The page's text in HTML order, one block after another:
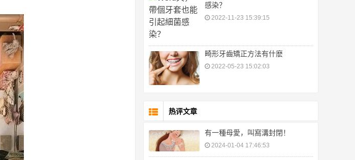
感染？
2022-11-23 15:39:15
畸形牙齒矯正方法有什麽
2022-05-23 15:02:03
热评文章
有一種母愛，叫窩溝封閉！
2024-01-04 17:46:53